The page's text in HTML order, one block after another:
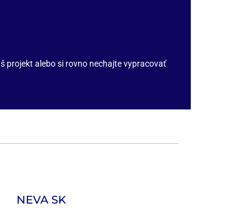
projekt alebo si rovno nechajte vypracovať
NEVA SK